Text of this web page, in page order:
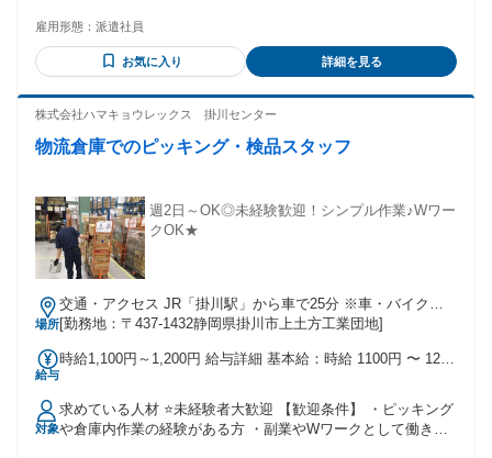
くりが好きな方 * 伸びていく組織で、のびのびと働きたい方 *
お互いをリスペクトして働ける職場が好きな方 * 気持ちよい
職場をつくるために周りに働きかけられる方 * ブランクOK *
-----
雇用形態： 派遣社員
お気に入り 詳細を見る
株式会社ハマキョウレックス 掛川センター
物流倉庫でのピッキング・検品スタッフ
週2日～OK◎未経験歓迎！シンプル作業♪Wワー
クOK★
場所
交通・アクセス JR「掛川駅」から車で25分 ※車・バイク・
自転車通勤OK
[勤務地：〒437-1432静岡県掛川市上土方工業団地]
給与
時給1,100円～1,200円 給与詳細 基本給：時給 1100円 〜 1200
対象
求めている人材 ⭐未経験者大歓迎 【歓迎条件】 ・ピッキング
や倉庫内作業の経験がある方 ・副業やWワークとして働きた